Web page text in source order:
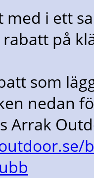
med i ett
rabatt på
som
nedan
Arrak